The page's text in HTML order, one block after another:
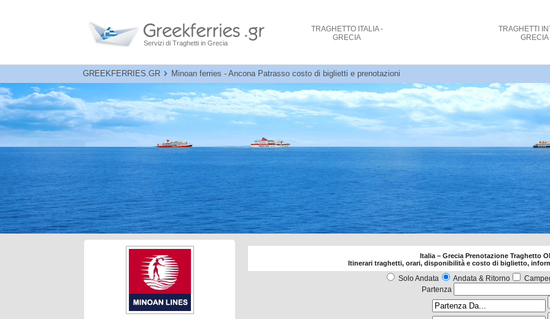
Servizi di Traghetti in Grecia
TRAGHETTO ITALIA -
GRECIA
TRAGHETTI
GRECIA
GREEKFERRIES.GR Minoan ferries - Ancona Patrasso costo di biglietti e prenotazioni
Italia – Grecia Prenotazione Traghetto
Itinerari traghetti, orari, disponibilità e costo di biglietto,
Solo Andata Andata & Ritorno
Partenza